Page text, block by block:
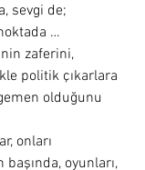
sevgi de;
…
zaferini,
politik çıkarlara
olduğunu
onları
oyunları,